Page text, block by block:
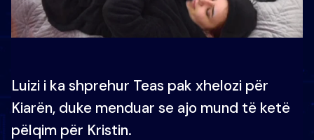
Luizi i ka shprehur Teas pak xhelozi për
Kiarën, duke menduar se ajo mund të ketë
pëlqim për Kristin.